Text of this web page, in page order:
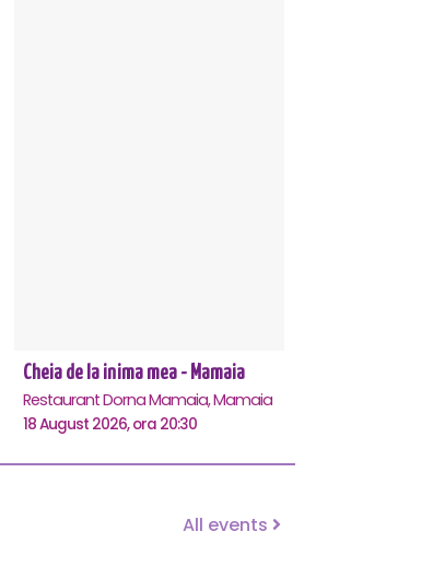
Cheia de la inima mea - Mamaia
Restaurant Dorna Mamaia, Mamaia
18 August 2026, ora 20:30
All events